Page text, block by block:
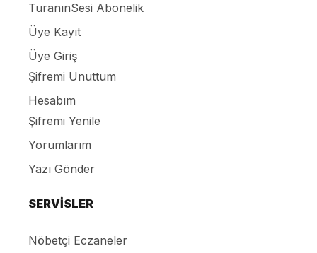
TuranınSesi Abonelik
Üye Kayıt
Üye Giriş
Şifremi Unuttum
Hesabım
Şifremi Yenile
Yorumlarım
Yazı Gönder
SERVİSLER
Nöbetçi Eczaneler